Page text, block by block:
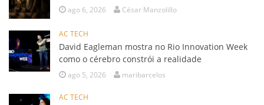
ago 6, 2026 César Manzolillo
AC TECH
David Eagleman mostra no Rio Innovation Week
como o cérebro constrói a realidade
ago 5, 2026 maribarcelos
AC TECH